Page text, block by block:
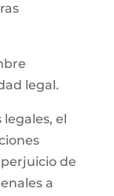
legal.
el
de
a